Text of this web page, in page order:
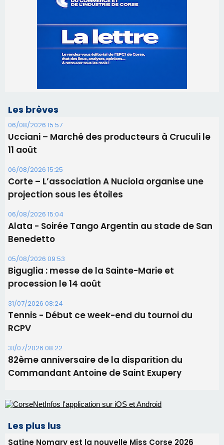
Les brèves
06/08/2026 15:57
Ucciani – Marché des producteurs à Cruculi le
11 août
06/08/2026 15:25
Corte – L’association A Nuciola organise une
projection sous les étoiles
06/08/2026 15:04
Alata - Soirée Tango Argentin au stade de San
Benedetto
05/08/2026 09:53
Biguglia : messe de la Sainte-Marie et
procession le 14 août
31/07/2026 08:24
Tennis - Début ce week-end du tournoi du
RCPV
31/07/2026 08:22
82ème anniversaire de la disparition du
Commandant Antoine de Saint Exupery
Les plus lus
Satine Nomary est la nouvelle Miss Corse 2026